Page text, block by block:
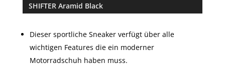
SHIFTER Aramid Black
Dieser sportliche Sneaker verfügt über alle
wichtigen Features die ein moderner
Motorradschuh haben muss.